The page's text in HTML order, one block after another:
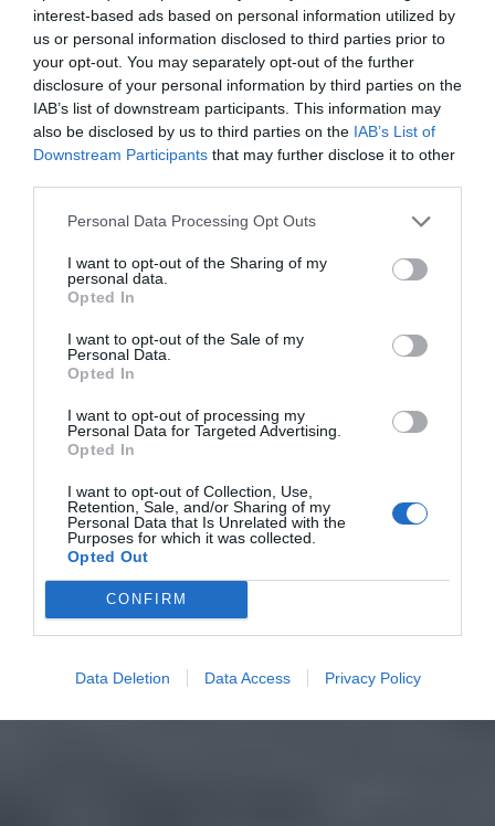
interest-based ads based on personal information utilized by
us or personal information disclosed to third parties prior to
your opt-out. You may separately opt-out of the further
disclosure of your personal information by third parties on the
IAB’s list of downstream participants. This information may
also be disclosed by us to third parties on the IAB’s List of
Downstream Participants that may further disclose it to other
Personal Data Processing Opt Outs
I want to opt-out of the Sharing of my
personal data.
Opted In
I want to opt-out of the Sale of my
Personal Data.
Opted In
I want to opt-out of processing my
Personal Data for Targeted Advertising.
Opted In
I want to opt-out of Collection, Use,
Retention, Sale, and/or Sharing of my
Personal Data that Is Unrelated with the
Purposes for which it was collected.
Opted Out
CONFIRM
Data Deletion Data Access Privacy Policy